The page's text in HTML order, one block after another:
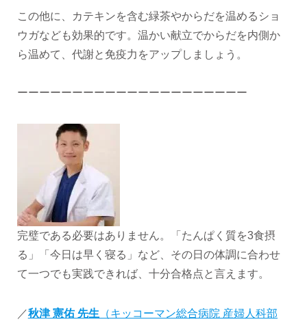
この他に、カテキンを含む緑茶やからだを温めるショ
ウガなども効果的です。温かい献立でからだを内側か
ら温めて、代謝と免疫力をアップしましょう。
ーーーーーーーーーーーーーーーーーーーーー
完璧である必要はありません。「たんぱく質を3食摂
る」「今日は早く寝る」など、その日の体調に合わせ
て一つでも実践できれば、十分合格点と言えます。
／秋津 憲佑 先生 （キッコーマン総合病院 産婦人科部